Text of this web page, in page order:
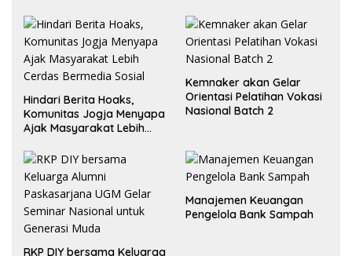
Hindari Berita Hoaks,
Komunitas Jogja Menyapa
Ajak Masyarakat Lebih
Kemnaker akan Gelar
Orientasi Pelatihan Vokasi
Nasional Batch 2
RKP DIY bersama Keluarga
Manajemen Keuangan
Pengelola Bank Sampah